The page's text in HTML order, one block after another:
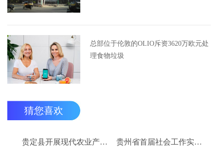
总部位于伦敦的OLIO斥资3620万欧元处
理食物垃圾
猜您喜欢
贵定县开展现代农业产业“稻+N”田间示范技术培训 贵州省首届社会工作实务技能大赛启动